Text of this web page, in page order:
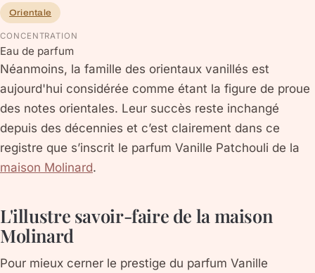
Orientale
CONCENTRATION
Eau de parfum
Néanmoins, la famille des orientaux vanillés est
aujourd'hui considérée comme étant la figure de proue
des notes orientales. Leur succès reste inchangé
depuis des décennies et c’est clairement dans ce
registre que s’inscrit le parfum Vanille Patchouli de la
maison Molinard.
L'illustre savoir-faire de la maison
Molinard
Pour mieux cerner le prestige du parfum Vanille